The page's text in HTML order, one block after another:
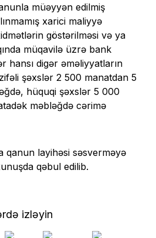
müəyyən edilmiş
xarici maliyyə
göstərilməsi və ya
müqavilə üzrə bank
hansı digər əməliyyatların
şəxslər 2 500 manatdan 5
hüquqi şəxslər 5 000
məbləğdə cərimə
qanun layihəsi səsverməyə
qəbul edilib.
izləyin